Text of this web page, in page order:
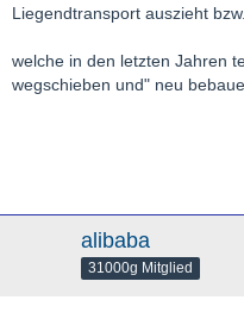
Liegendtransport auszieht
welche in den letzten Jahren
wegschieben und" neu
alibaba
31000g Mitglied